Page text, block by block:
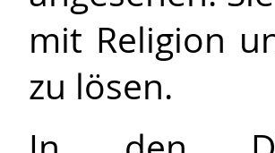
mit Religion
zu lösen.